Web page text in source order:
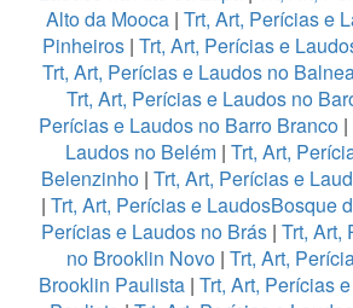
Alto da Mooca | Trt, Art, Perícias e
Pinheiros| Trt, Art, Perícias e
Trt, Art, Perícias e Laudos no
Trt, Art, Perícias e Laudos no
Perícias e Laudos no Barro Branco|
Laudos no Belém| Trt, Art,
Belenzinho| Trt, Art, Perícias e
| Trt, Art, Perícias e LaudosBosque
Perícias e Laudos no Brás| Trt, Art,
no Brooklin Novo| Trt, Art,
Brooklin Paulista | Trt, Art, Perícias